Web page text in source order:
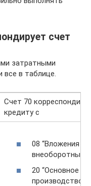
счет
затратными
в таблице.
Счет 70
кредиту с
08 “Вложения во
внеоборотные
20 “Основное
производство”